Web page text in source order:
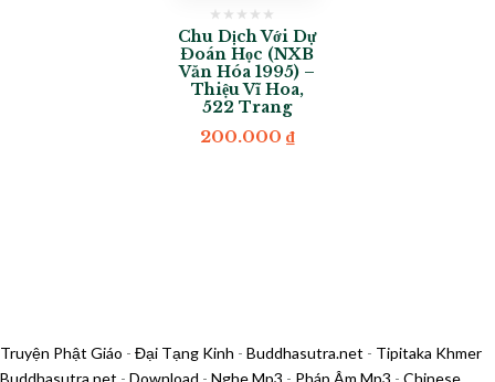
Chu Dịch Với Dự
Đoán Học (NXB
Văn Hóa 1995) –
Thiệu Vĩ Hoa,
522 Trang
200.000 ₫
Truyện Phật Giáo - Đại Tạng Kinh - Buddhasutra.net - Tipitaka Khmer